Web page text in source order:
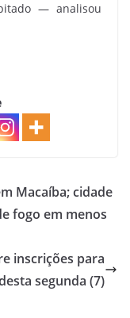
— analisou
Macaíba; cidade
fogo em menos
inscrições para
segunda (7)